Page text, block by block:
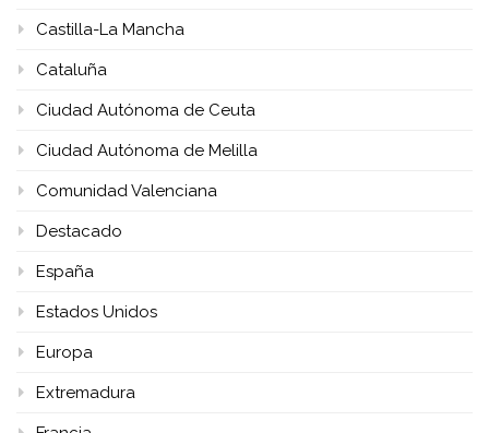
Castilla-La Mancha
Cataluña
Ciudad Autónoma de Ceuta
Ciudad Autónoma de Melilla
Comunidad Valenciana
Destacado
España
Estados Unidos
Europa
Extremadura